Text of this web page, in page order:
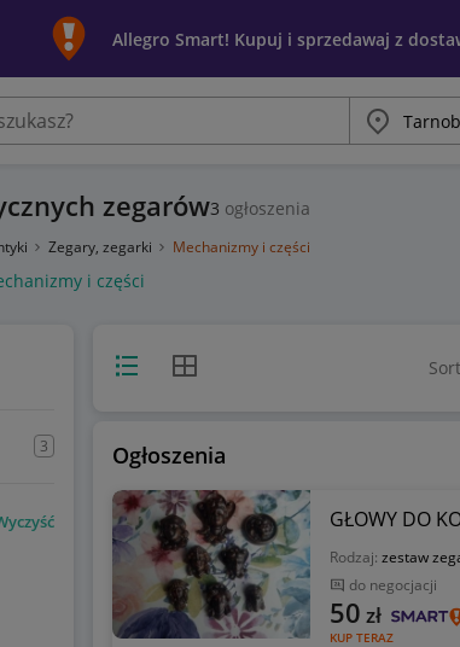
Allegro Smart! Kupuj i sprzedawaj z
Miasto
zegarów3 ogłoszenia
Zegary, zegarki Mechanizmy i części
i części
3
Widok listyWidok siatki
Ogłoszenia
GŁOWY DO
Rodzaj: zestaw
do negocjacji
KUP TERAZ
50 zł